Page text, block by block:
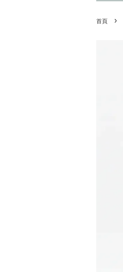
首頁 ›